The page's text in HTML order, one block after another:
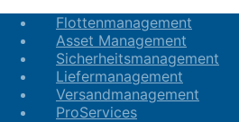
Flottenmanagement
Asset Management
Sicherheitsmanagement
Liefermanagement
Versandmanagement
ProServices